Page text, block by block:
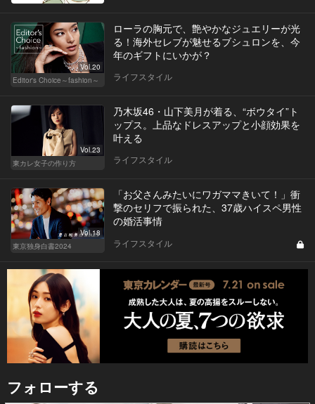
Vol.20
Editor's Choice～fashion～
ローラの胸元で、艶やかなジュエリーが光
る！海外セレブが魅せるブシュロンを、今
年のギフトにいかが？
ライフスタイル
Vol.23
東カレ女子の作り方
乃木坂46・山下美月が着る、“ボウタイ”ト
ップス。上品なドレスアップと小顔効果を
叶える
ライフスタイル
Vol.18
東京独身白書2024
「お父さんみたいにワガママきいて！」衝
撃のセリフで振られた、37歳ハイスペ男性
の婚活事情
ライフスタイル
フォローする